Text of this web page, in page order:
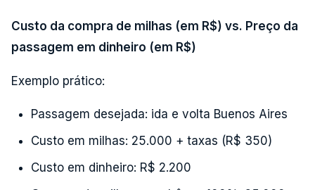
Custo da compra de milhas (em R$) vs. Preço da
passagem em dinheiro (em R$)
Exemplo prático:
Passagem desejada: ida e volta Buenos Aires
Custo em milhas: 25.000 + taxas (R$ 350)
Custo em dinheiro: R$ 2.200